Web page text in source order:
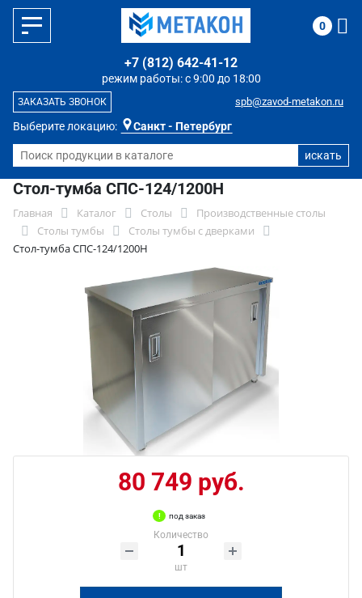
Выберите локацию: Санкт - Петербург
режим работы: с 9:00 до 18:00
+7 (812) 642-41-12
spb@zavod-metakon.ru
ЗАКАЗАТЬ ЗВОНОК
0
Стол-тумба СПС-124/1200Н
Главная Каталог Столы
Производственные столы
Столы тумбы
Столы тумбы с дверками
Стол-тумба СПС-124/1200Н
80 749 руб.
под заказ
Количество
шт